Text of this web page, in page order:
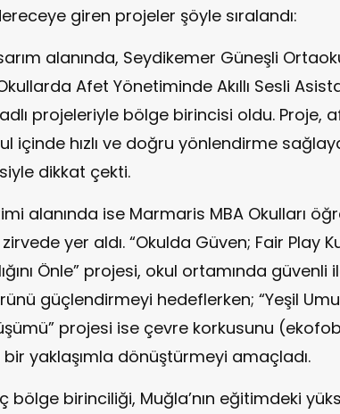
giren projeler şöyle sıralandı:
alanında, Seydikemer Güneşli
Afet Yönetiminde Akıllı Sesli
projeleriyle bölge birincisi oldu. Proje,
içinde hızlı ve doğru yönlendirme
dikkat çekti.
alanında ise Marmaris MBA Okulları
yer aldı. “Okulda Güven; Fair Play
Önle” projesi, okul ortamında güvenli
güçlendirmeyi hedeflerken; “Yeşil
projesi ise çevre korkusunu
yaklaşımla dönüştürmeyi amaçladı.
bölge birinciliği, Muğla’nın eğitimdeki